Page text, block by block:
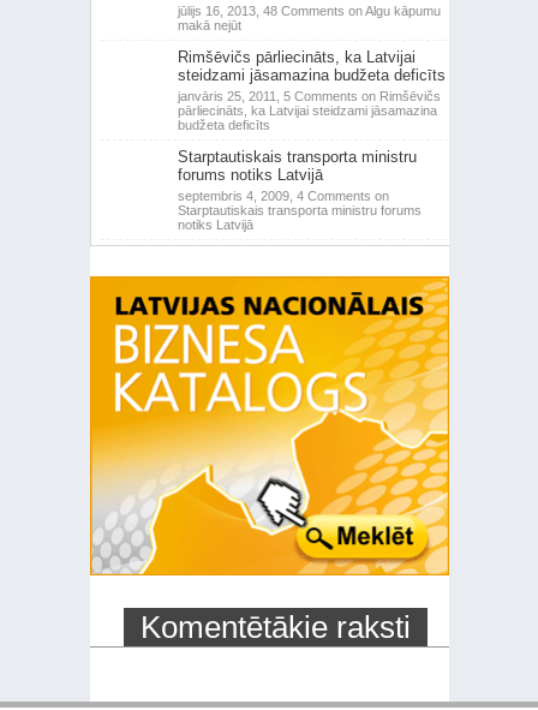
jūlijs 16, 2013, 48 Comments on Algu kāpumu
makā nejūt
Rimšēvičs pārliecināts, ka Latvijai
steidzami jāsamazina budžeta deficīts
janvāris 25, 2011, 5 Comments on Rimšēvičs
pārliecināts, ka Latvijai steidzami jāsamazina
budžeta deficīts
Starptautiskais transporta ministru
forums notiks Latvijā
septembris 4, 2009, 4 Comments on
Starptautiskais transporta ministru forums
notiks Latvijā
Komentētākie raksti